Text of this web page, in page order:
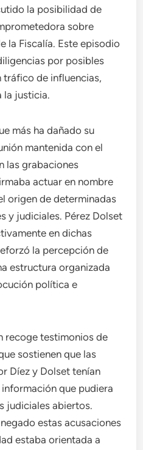
la posibilidad de
sobre
la Fiscalía. Este episodio
por posibles
de influencias,
la justicia.
más ha dañado su
mantenida con el
las grabaciones
actuar en nombre
origen de determinadas
y judiciales. Pérez Dolset
en dichas
la percepción de
estructura organizada
política e
recoge testimonios de
sostienen que las
Díez y Dolset tenían
que pudiera
judiciales abiertos.
estas acusaciones
estaba orientada a